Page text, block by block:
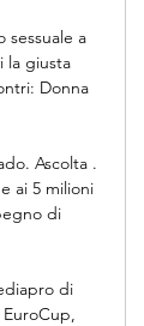
sessuale a
la giusta
Donna
Ascolta .
ai 5 milioni
di
di